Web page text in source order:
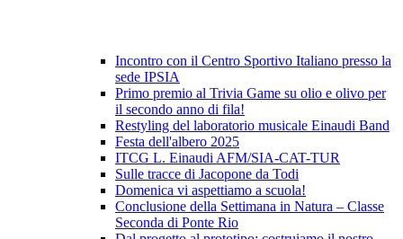
Incontro con il Centro Sportivo Italiano presso la
sede IPSIA
Primo premio al Trivia Game su olio e olivo per
il secondo anno di fila!
Restyling del laboratorio musicale Einaudi Band
Festa dell'albero 2025
ITCG L. Einaudi AFM/SIA-CAT-TUR
Sulle tracce di Jacopone da Todi
Domenica vi aspettiamo a scuola!
Conclusione della Settimana in Natura – Classe
Seconda di Ponte Rio